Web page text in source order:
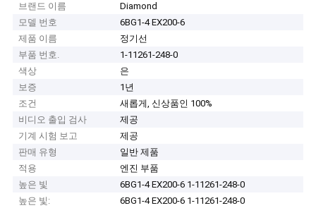
브랜드 이름
Diamond
모델 번호
6BG1-4 EX200-6
제품 이름
정기선
부품 번호.
1-11261-248-0
색상
은
보증
1년
조건
새롭게, 신상품인 100%
비디오 출입 검사
제공
기계 시험 보고
제공
판매 유형
일반 제품
적용
엔진 부품
높은 빛
6BG1-4 EX200-6 1-11261-248-0
높은 빛:
6BG1-4 EX200-6 1-11261-248-0